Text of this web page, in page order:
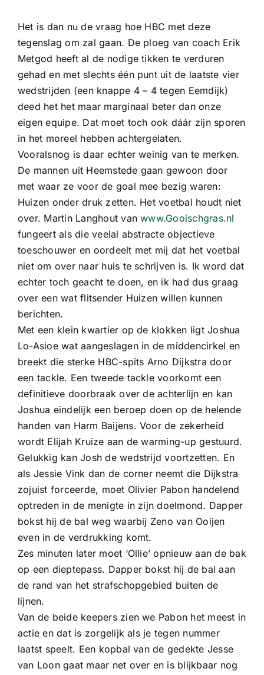
Het is dan nu de vraag hoe HBC met deze
tegenslag om zal gaan. De ploeg van coach Erik
Metgod heeft al de nodige tikken te verduren
gehad en met slechts één punt uit de laatste vier
wedstrijden (een knappe 4 – 4 tegen Eemdijk)
deed het het maar marginaal beter dan onze
eigen equipe. Dat moet toch ook dáár zijn sporen
in het moreel hebben achtergelaten.
Vooralsnog is daar echter weinig van te merken.
De mannen uit Heemstede gaan gewoon door
met waar ze voor de goal mee bezig waren:
Huizen onder druk zetten. Het voetbal houdt niet
over. Martin Langhout vanwww.Gooischgras.nl
fungeert als die veelal abstracte objectieve
toeschouwer en oordeelt met mij dat het voetbal
niet om over naar huis te schrijven is. Ik word dat
echter toch geacht te doen, en ik had dus graag
over een wat flitsender Huizen willen kunnen
berichten.
Met een klein kwartier op de klokken ligt Joshua
Lo-Asioe wat aangeslagen in de middencirkel en
breekt die sterke HBC-spits Arno Dijkstra door
een tackle. Een tweede tackle voorkomt een
definitieve doorbraak over de achterlijn en kan
Joshua eindelijk een beroep doen op de helende
handen van Harm Baijens. Voor de zekerheid
wordt Elijah Kruize aan de warming-up gestuurd.
Gelukkig kan Josh de wedstrijd voortzetten. En
als Jessie Vink dan de corner neemt die Dijkstra
zojuist forceerde, moet Olivier Pabon handelend
optreden in de menigte in zijn doelmond. Dapper
bokst hij de bal weg waarbij Zeno van Ooijen
even in de verdrukking komt.
Zes minuten later moet ‘Ollie’ opnieuw aan de bak
op een dieptepass. Dapper bokst hij de bal aan
de rand van het strafschopgebied buiten de
lijnen.
Van de beide keepers zien we Pabon het meest in
actie en dat is zorgelijk als je tegen nummer
laatst speelt. Een kopbal van de gedekte Jesse
van Loon gaat maar net over en is blijkbaar nog